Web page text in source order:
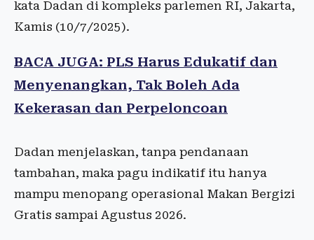
kata Dadan di kompleks parlemen RI, Jakarta,
Kamis (10/7/2025).
BACA JUGA: PLS Harus Edukatif dan
Menyenangkan, Tak Boleh Ada
Kekerasan dan Perpeloncoan
Dadan menjelaskan, tanpa pendanaan
tambahan, maka pagu indikatif itu hanya
mampu menopang operasional Makan Bergizi
Gratis sampai Agustus 2026.